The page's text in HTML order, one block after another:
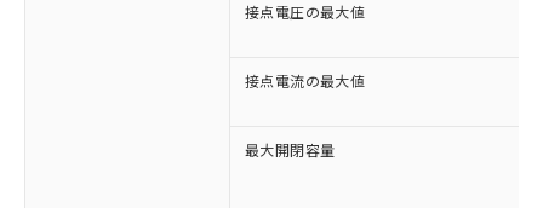
接点電圧の最大値
接点電流の最大値
最大開閉容量